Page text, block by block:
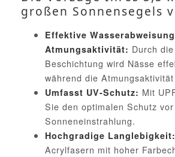
großen Sonnensegels
Effektive
Atmungsaktivität: Durch
Beschichtung wird Nässe
während die
Umfasst UV-Schutz: Mit
Sie den optimalen Schutz
Sonneneinstrahlung.
Hochgradige Langlebigkeit:
Acrylfasern mit hoher